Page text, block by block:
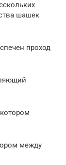
шашек
проход
между